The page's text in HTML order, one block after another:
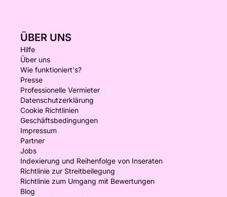
ÜBER UNS
Hilfe
Über uns
Wie funktioniert's?
Presse
Professionelle Vermieter
Datenschutzerklärung
Cookie Richtlinien
Geschäftsbedingungen
Impressum
Partner
Jobs
Indexierung und Reihenfolge von Inseraten
Richtlinie zur Streitbeilegung
Richtlinie zum Umgang mit Bewertungen
Blog